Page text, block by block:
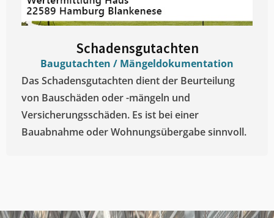
Schadensgutachten
Baugutachten / Mängeldokumentation
Das Schadensgutachten dient der Beurteilung
von Bauschäden oder -mängeln und
Versicherungsschäden. Es ist bei einer
Bauabnahme oder Wohnungsübergabe sinnvoll.